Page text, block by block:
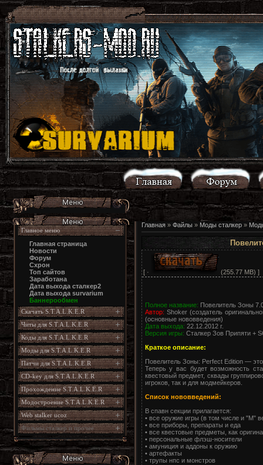
Главное меню
Главная страница
Новости
Форум
Схрон
Топ сайтов
Заработана
Дата выхода сталкер2
Дата выхода survarium
Баннерообмен
Скачать S.T.A.L.K.E.R
Читы для S.T.A.L.K.E.R
Коды для S.T.A.L.K.E.R
Моды для S.T.A.L.K.E.R
Патчи для S.T.A.L.K.E.R
CD-key для S.T.A.L.K.E.R
Прохождение S.T.A.L.K.E.R
Модостроение S.T.A.L.K.E.R
Web stalker ucoz
Фильмы сталкер и прочее
Главная» Файлы» Моды сталкер»
[ · (255.77 MB) ]
Полное название: Повелитель Зоны
Автор: Shoker (создатель
(основные нововведения)
Дата выхода: 22.12.2012 г.
Версия игры: Сталкер Зов Припяти +
Краткое описание:
Повелитель Зоны: Perfect Edition —
Теперь у вас будет возможность
квестовый предмет, сквады
игроков, так и для модмейкеров.
Список нововведений:
В спавн секции прилагается:
• все оружие игры (в том числе и "М"
• все приборы, препараты и еда
• все квестовые предметы, как
• персональные флэш-носители
• амуниция и аддоны к оружию
• артефакты
• трупы нпс и монстров